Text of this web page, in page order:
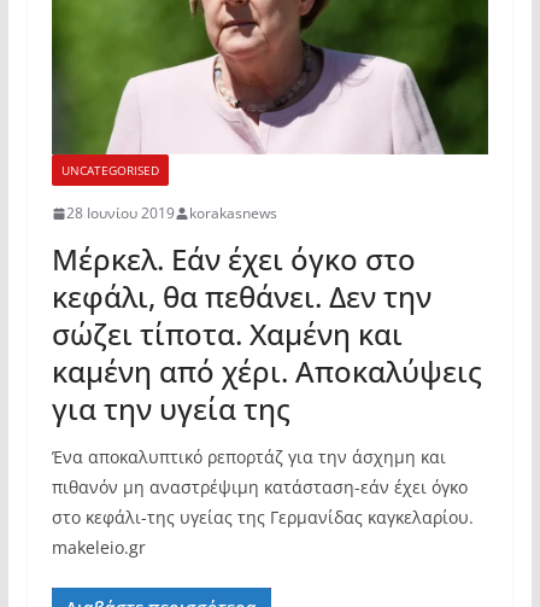
UNCATEGORISED
28 Ιουνίου 2019 korakasnews
Μέρκελ. Εάν έχει όγκο στο
κεφάλι, θα πεθάνει. Δεν την
σώζει τίποτα. Χαμένη και
καμένη από χέρι. Αποκαλύψεις
για την υγεία της
Ένα αποκαλυπτικό ρεπορτάζ για την άσχημη και
πιθανόν μη αναστρέψιμη κατάσταση-εάν έχει όγκο
στο κεφάλι-της υγείας της Γερμανίδας καγκελαρίου.
makeleio.gr